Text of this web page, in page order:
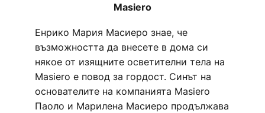
Masiero
Енрико Мария Масиеро знае, че
възможността да внесете в дома си
някое от изящните осветителни тела на
Masiero е повод за гордост. Синът на
основателите на компанията Masiero
Паоло и Марилена Масиеро продължава